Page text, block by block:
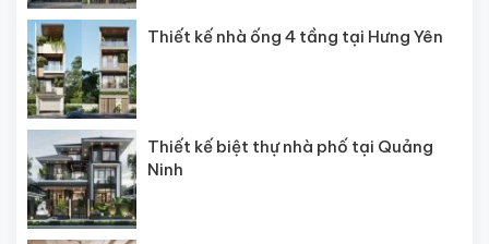
Thiết kế nhà ống 4 tầng tại Hưng Yên
Thiết kế biệt thự nhà phố tại Quảng
Ninh